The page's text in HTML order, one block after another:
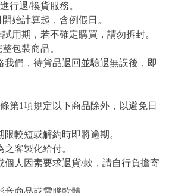
行退/換貨服務。
始計算起，含例假日。
用期，若不確定購買，請勿拆封。
包裝商品。
們，待貨品退回並驗退無誤後，即
第1項規定以下商品除外，以避免日
較短或解約時即將逾期。
客製化給付。
個人因素要求退貨/款，請自行負擔寄